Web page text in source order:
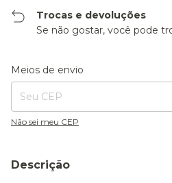
Trocas e devoluções
Se não gostar, você pode
Entregas para o CEP:
Meios de envio
Não sei meu CEP
Descrição